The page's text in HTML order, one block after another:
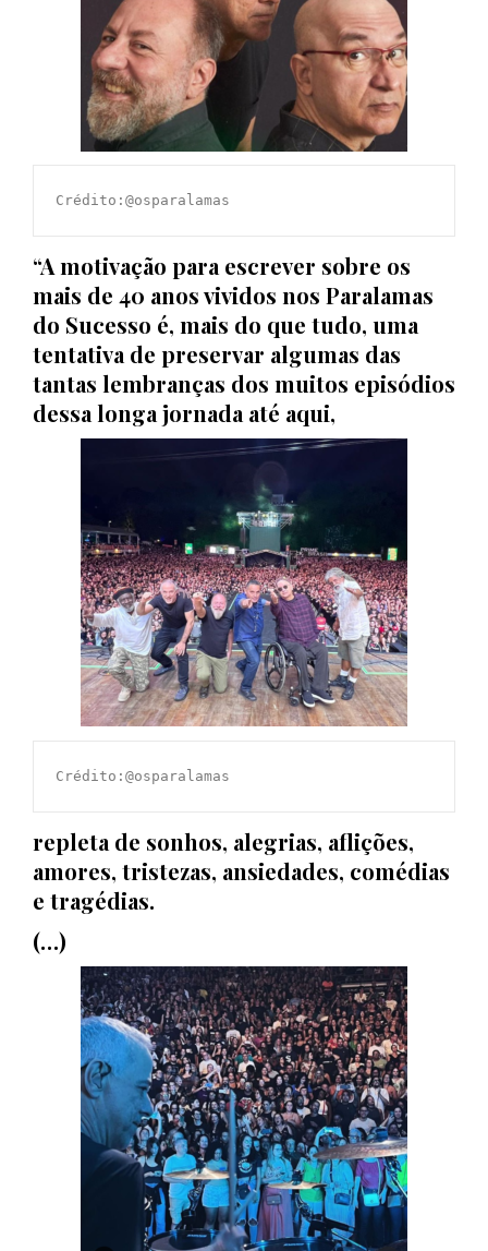
Crédito:@osparalamas
“A motivação para escrever sobre os
mais de 40 anos vividos nos Paralamas
do Sucesso é, mais do que tudo, uma
tentativa de preservar algumas das
tantas lembranças dos muitos episódios
dessa longa jornada até aqui,
Crédito:@osparalamas
repleta de sonhos, alegrias, aflições,
amores, tristezas, ansiedades, comédias
e tragédias.
(…)